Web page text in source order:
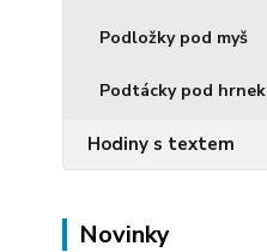
Podložky pod myš
Podtácky pod hrnek
Hodiny s textem
Novinky